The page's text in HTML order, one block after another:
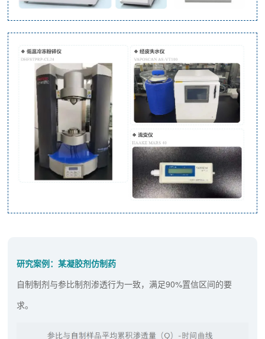
研究案例：某凝胶剂仿制药
自制制剂与参比制剂渗透行为一致，满足90%置信区间的要
求。